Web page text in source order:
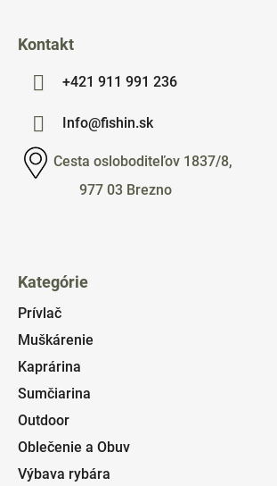
Kontakt
+421 911 991 236
Info@fishin.sk
Cesta osloboditeľov 1837/8,
977 03 Brezno
Kategórie
Prívlač
Muškárenie
Kaprárina
Sumčiarina
Outdoor
Oblečenie a Obuv
Výbava rybára